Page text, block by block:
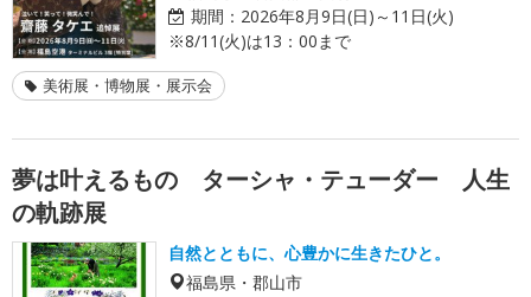
期間： 2026年8月9日(日)～11日(火)
※8/11(火)は13：00まで
美術展・博物展・展示会
夢は叶えるもの ターシャ・テューダー 人生
の軌跡展
自然とともに、心豊かに生きたひと。
福島県・郡山市